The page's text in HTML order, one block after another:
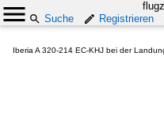
Suche
Registrieren
Iberia A 320-214 EC-KHJ bei der